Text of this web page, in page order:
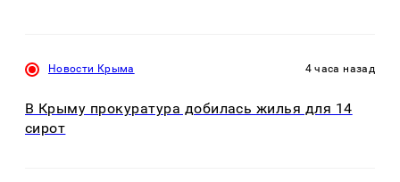
Новости Крыма 4 часа назад
В Крыму прокуратура добилась жилья для 14
сирот